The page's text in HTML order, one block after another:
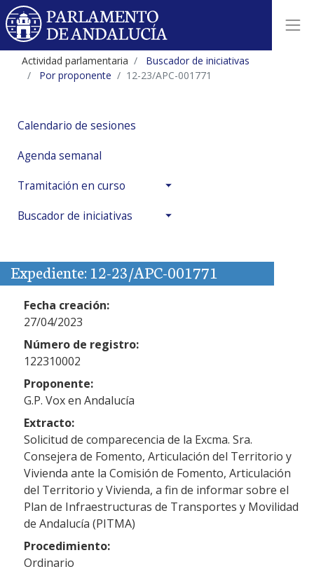
Actividad parlamentaria
Buscador de iniciativas
Por proponente
12-23/APC-001771
Calendario de sesiones
Agenda semanal
Tramitación en curso
Buscador de iniciativas
Expediente: 12-23/APC-001771
Fecha creación:
27/04/2023
Número de registro:
122310002
Proponente:
G.P. Vox en Andalucía
Extracto:
Solicitud de comparecencia de la Excma. Sra.
Consejera de Fomento, Articulación del Territorio y
Vivienda ante la Comisión de Fomento, Articulación
del Territorio y Vivienda, a fin de informar sobre el
Plan de Infraestructuras de Transportes y Movilidad
de Andalucía (PITMA)
Procedimiento:
Ordinario